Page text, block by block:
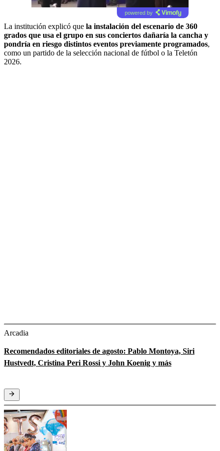
powered by
La institución explicó que la instalación del escenario de 360
grados que usa el grupo en sus conciertos dañaría la cancha y
pondría en riesgo distintos eventos previamente programados,
como un partido de la selección nacional de fútbol o la Teletón
2026.
Arcadia
Recomendados editoriales de agosto: Pablo Montoya, Siri
Hustvedt, Cristina Peri Rossi y John Koenig y más